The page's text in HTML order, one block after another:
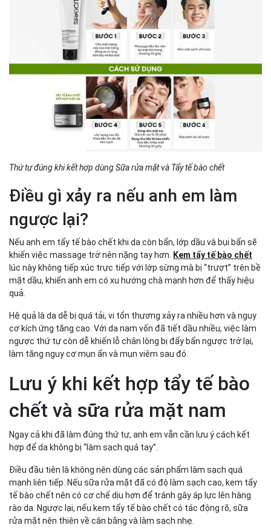
Thứ tự đúng khi kết hợp dùng Sữa rửa mặt và Tẩy tế bào chết
Điều gì xảy ra nếu anh em làm
ngược lại?
Nếu anh em tẩy tế bào chết khi da còn bẩn, lớp dầu và bụi bẩn sẽ
khiến việc massage trở nên nặng tay hơn.
Kem tẩy tế bào chết
lúc này không tiếp xúc trực tiếp với lớp sừng mà bị “trượt” trên bề
mặt dầu, khiến anh em có xu hướng chà mạnh hơn để thấy hiệu
quả.
Hệ quả là da dễ bị quá tải, vi tổn thương xảy ra nhiều hơn và nguy
cơ kích ứng tăng cao. Với da nam vốn đã tiết dầu nhiều, việc làm
ngược thứ tự còn dễ khiến lỗ chân lông bị đẩy bẩn ngược trở lại,
làm tăng nguy cơ mụn ẩn và mụn viêm sau đó.
Lưu ý khi kết hợp tẩy tế bào
chết và sữa rửa mặt nam
Ngay cả khi đã làm đúng thứ tự, anh em vẫn cần lưu ý cách kết
hợp để da không bị “làm sạch quá tay”.
Điều đầu tiên là không nên dùng các sản phẩm làm sạch quá
mạnh liên tiếp. Nếu sữa rửa mặt đã có độ làm sạch cao, kem tẩy
tế bào chết nên có cơ chế dịu hơn để tránh gây áp lực lên hàng
rào da. Ngược lại, nếu kem tẩy tế bào chết có tác động rõ, sữa
rửa mặt nên thiên về cân bằng và làm sạch nhẹ.